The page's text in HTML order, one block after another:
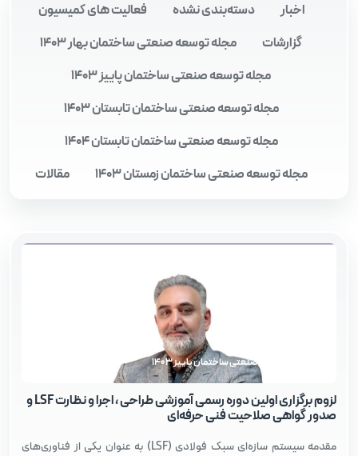
اخبار دسته‌بندی نشده
فعالیت های کمیسیون
گزارشات
مجله توسعه صنعتی ساختمان بهار 1403
مجله توسعه صنعتی ساختمان پاییز 1403
مجله توسعه صنعتی ساختمان تابستان 1403
مجله توسعه صنعتی ساختمان تابستان 1404
مجله توسعه صنعتی ساختمان زمستان 1403
مقالات
مجله توسعه صنعتی ساختمان پاییز 1403
لزوم برگزاری اولین دوره رسمی آموزشی طراحی ، اجرا و نظارت LSF و
صدور گواهی صلاحیت فنی حرفه‌ای
مقدمه سیستم سازه‌ای سبک فولادی (LSF) به عنوان یکی از فناوری‌های